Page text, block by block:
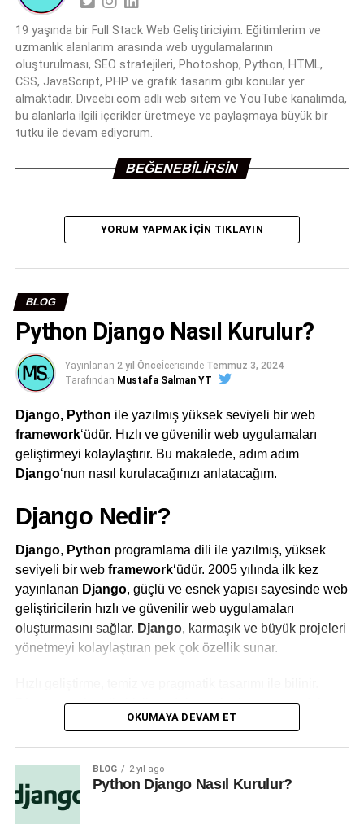
19 yaşında bir Full Stack Web Geliştiriciyim. Eğitimlerim ve
uzmanlık alanlarım arasında web uygulamalarının
oluşturulması, SEO stratejileri, Photoshop, Python, HTML,
CSS, JavaScript, PHP ve grafik tasarım gibi konular yer
almaktadır. Diveebi.com adlı web sitem ve YouTube kanalımda,
bu alanlarla ilgili içerikler üretmeye ve paylaşmaya büyük bir
tutku ile devam ediyorum.
BEĞENEBILIRSIN
YORUM YAPMAK IÇIN TIKLAYIN
BLOG
Python Django Nasıl Kurulur?
Yayınlanan 2 yıl Önce İcerisinde Temmuz 3, 2024
Tarafından Mustafa Salman YT
Django, Python ile yazılmış yüksek seviyeli bir web
framework‘üdür. Hızlı ve güvenilir web uygulamaları
geliştirmeyi kolaylaştırır. Bu makalede, adım adım
Django‘nun nasıl kurulacağınızı anlatacağım.
Django Nedir?
Django, Python programlama dili ile yazılmış, yüksek
seviyeli bir web framework‘üdür. 2005 yılında ilk kez
yayınlanan Django, güçlü ve esnek yapısı sayesinde web
geliştiricilerin hızlı ve güvenilir web uygulamaları
oluşturmasını sağlar. Django, karmaşık ve büyük projeleri
yönetmeyi kolaylaştıran pek çok özellik sunar.
, web geliştiricilere daha az kod yazma ve daha
fazla iş yapma imkanı tanır.
Django Kurulumu İçin
Gereksinimler
OKUMAYA DEVAM ET
BLOG 2 yıl ago
Python Django Nasıl Kurulur?